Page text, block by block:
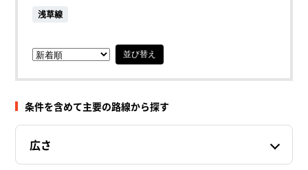
浅草線
並び替え
条件を含めて主要の路線から探す
広さ